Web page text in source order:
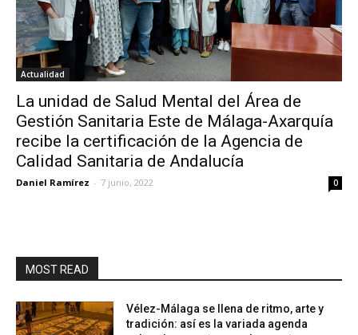
Actualidad
La unidad de Salud Mental del Área de
Gestión Sanitaria Este de Málaga-Axarquía
recibe la certificación de la Agencia de
Calidad Sanitaria de Andalucía
Daniel Ramírez - 7 junio, 2022 0
MOST READ
Vélez-Málaga se llena de ritmo, arte y
tradición: así es la variada agenda